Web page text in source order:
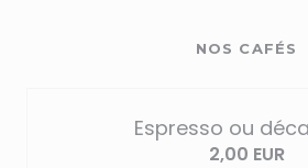
NOS CAFÉS
Espresso ou
2,00 EUR